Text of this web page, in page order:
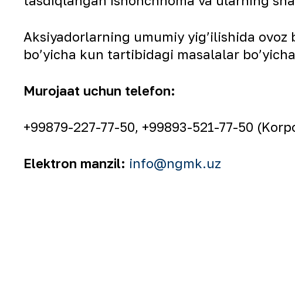
Аksiyadorlarning umumiy yigʼilishida
boʼyicha kun tartibidagi masalalar
Murojaat uchun telefon:
+99879-227-77-50, +99893-521-77-50
Elektron manzil: info@ngmk.uz